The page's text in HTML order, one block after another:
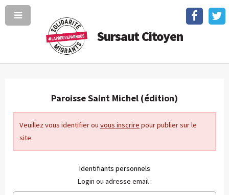
Sursaut Citoyen
Paroisse Saint Michel (édition)
Veuillez vous identifier ou vous inscrire pour publier sur le
site.
Identifiants personnels
Login ou adresse email :